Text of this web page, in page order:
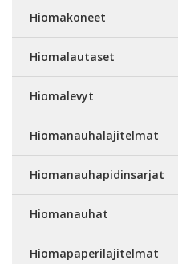
Hiomakoneet
Hiomalautaset
Hiomalevyt
Hiomanauhalajitelmat
Hiomanauhapidinsarjat
Hiomanauhat
Hiomapaperilajitelmat